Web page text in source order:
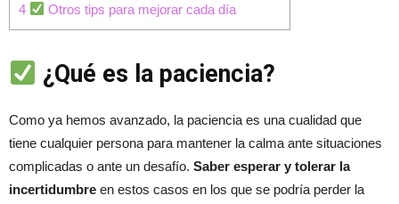
4
Otros tips para mejorar cada día
¿Qué es la paciencia?
Como ya hemos avanzado, la paciencia es una cualidad que
tiene cualquier persona para mantener la calma ante situaciones
complicadas o ante un desafío. Saber esperar y tolerar la
incertidumbre en estos casos en los que se podría perder la